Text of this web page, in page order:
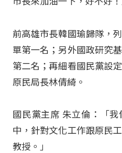
前高雄市長韓國瑜歸隊，
單第一名；另外國政研究
第二名；再細看國民黨設
原民局長林倩綺。
國民黨主席 朱立倫：「
中，針對文化工作跟原民
教授。」